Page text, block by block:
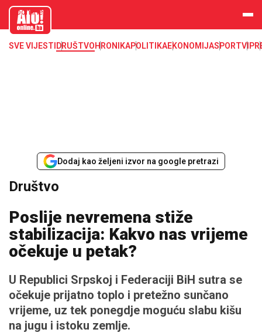
aloonline.b
SVE VIJESTI DRUŠTVOHRONIKAPOLITIKAEKONOMIJASPORTVIP
Dodaj kao željeni izvor na google pretrazi
Društvo
Poslije nevremena stiže
stabilizacija: Kakvo nas vrijeme
očekuje u petak?
U Republici Srpskoj i Federaciji BiH sutra se
očekuje prijatno toplo i pretežno sunčano
vrijeme, uz tek ponegdje moguću slabu kišu
na jugu i istoku zemlje.